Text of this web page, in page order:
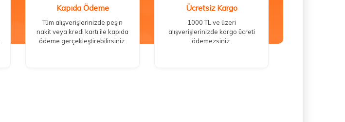
Kapıda Ödeme
Tüm alışverişlerinizde peşin
nakit veya kredi kartı ile kapıda
ödeme gerçekleştirebilirsiniz.
Ücretsiz Kargo
1000 TL ve üzeri
alışverişlerinizde kargo ücreti
ödemezsiniz.